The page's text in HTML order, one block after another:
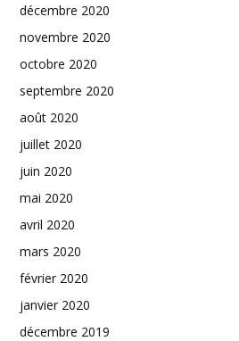
décembre 2020
novembre 2020
octobre 2020
septembre 2020
août 2020
juillet 2020
juin 2020
mai 2020
avril 2020
mars 2020
février 2020
janvier 2020
décembre 2019